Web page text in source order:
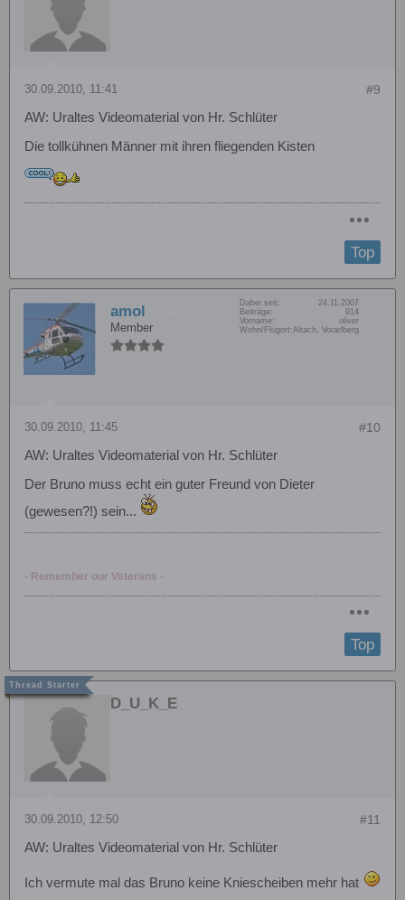
#9
30.09.2010, 11:41
AW: Uraltes Videomaterial von Hr. Schlüter
Die tollkühnen Männer mit ihren fliegenden Kisten
Top
amol
Member
Dabei seit:
24.11.2007
Beiträge:
914
Vorname:
oliver
Wohn/Flugort:Altach, Vorarlberg
#10
30.09.2010, 11:45
AW: Uraltes Videomaterial von Hr. Schlüter
Der Bruno muss echt ein guter Freund von Dieter
(gewesen?!) sein...
- Remember our Veterans -
Top
D_U_K_E
#11
30.09.2010, 12:50
AW: Uraltes Videomaterial von Hr. Schlüter
Ich vermute mal das Bruno keine Kniescheiben mehr hat